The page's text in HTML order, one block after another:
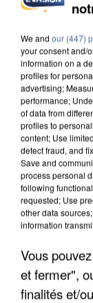
INCENDIES :
DE
APRÈS
DE FAUNE
We and our (447)
your consent and/
information on a
profiles for
advertising;
performance;
of data from
profiles to
content; Use
detect fraud, and
Save and
process personal
following
requested; Use
other data
information
Vous
et fermer",
finalités et/